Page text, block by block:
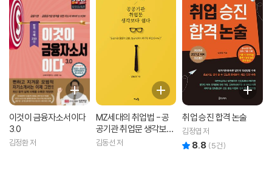
이것이 금융자소서이다
3.0
김정환 저
MZ세대의 취업법 - 공
공기관 취업문 생각보다
쉽다
김동선 저
취업 승진 합격 논술
김정엽 저
8.8 (5건)